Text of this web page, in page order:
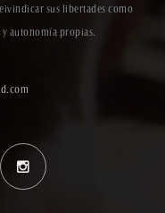
sus libertades como
y autonomía propias.